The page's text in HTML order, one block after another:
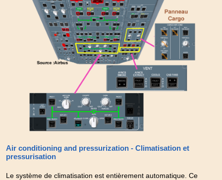
Air conditioning and pressurization - Climatisation et
pressurisation
Le système de climatisation est entièrement automatique. Ce